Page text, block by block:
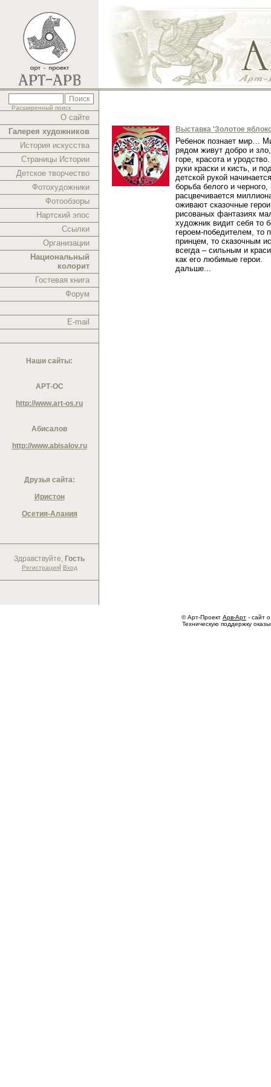
Расширенный поиск
О сайте
Галерея художников
История искусства
Страницы Истории
Детское творчество
Фотохудожники
Фотообзоры
Нартский эпос
Ссылки
Организации
Национальный
колорит
Гостевая книга
Форум
E-mail
Наши сайты:
АРТ-ОС
http://www.art-os.ru
Абисалов
http://www.abisalov.ru
Друзья сайта:
Иристон
Осетия-Алания
Здравствуйте, Гость
Регистрация| Вход
Выставка 'Золотое
Ребенок познает мир…
рядом живут добро и
горе, красота и
руки краски и кисть, и
детской рукой
борьба белого и черного,
расцвечивается
оживают сказочные
рисованых фантазиях
художник видит себя то
героем-победителем, то
принцем, то сказочным
всегда – сильным и
как его любимые герои.
дальше...
© Арт-Проект Арв-Арт - сайт
Техническую поддержку